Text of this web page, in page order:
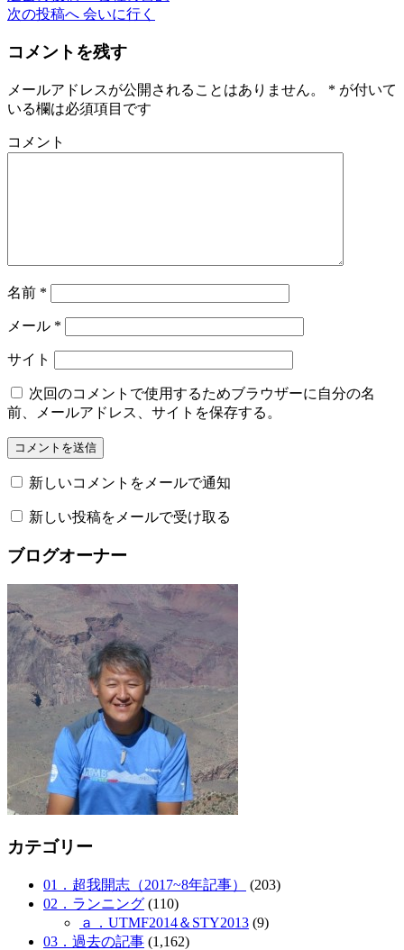
次の投稿へ 会いに行く
コメントを残す
メールアドレスが公開されることはありません。 * が付いて
いる欄は必須項目です
コメント
名前 *
メール *
サイト
次回のコメントで使用するためブラウザーに自分の名
前、メールアドレス、サイトを保存する。
新しいコメントをメールで通知
新しい投稿をメールで受け取る
ブログオーナー
カテゴリー
01．超我開志（2017~8年記事）
(203)
02．ランニング (110)
ａ．UTMF2014＆STY2013 (9)
03．過去の記事 (1,162)